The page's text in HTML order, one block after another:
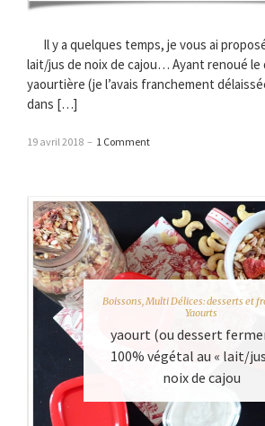
Il y a quelques temps, je vous ai
lait/jus de noix de cajou… Ayant renoué le
yaourtière (je l’avais franchement
dans […]
19 avril 2018 – 1 Comment
Boissons,Multi Délices: desserts et
Yaourts
yaourt (ou dessert
100% végétal au « lait/
noix de cajou